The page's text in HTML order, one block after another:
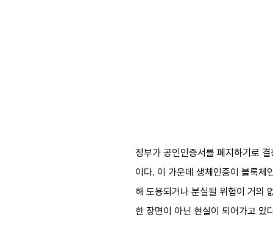
정부가 공인인증서를 폐지하기로
이다. 이 가운데 생체인증이 블록체
해 도용되거나 분실될 위험이 거의
한 장면이 아닌 현실이 되어가고 있